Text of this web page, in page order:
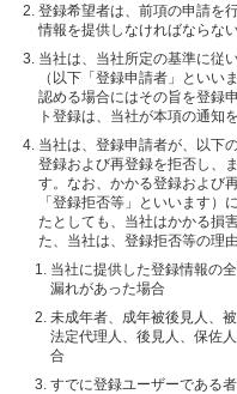
登録希望者は、前項の申請を
情報を提供しなければならな
当社は、当社所定の基準に従
（以下「登録申請者」といい
認める場合にはその旨を登録
ト登録は、当社が本項の通知
当社は、登録申請者が、以下
登録および再登録を拒否し、
す。なお、かかる登録および
「登録拒否等」といいます）
たとしても、当社はかかる損
た、当社は、登録拒否等の理
当社に提供した登録情報の
漏れがあった場合
未成年者、成年被後見人、
法定代理人、後見人、保佐
合
すでに登録ユーザーである